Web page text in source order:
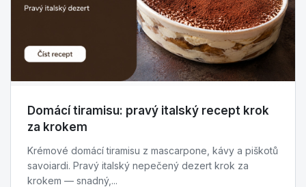
Domácí tiramisu: pravý italský recept krok
za krokem
Krémové domácí tiramisu z mascarpone, kávy a piškotů
savoiardi. Pravý italský nepečený dezert krok za
krokem — snadný,...